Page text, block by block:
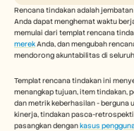
Rencana tindakan adalah
Anda dapat menghemat waktu
memulai dari templat rencana
merek Anda, dan mengubah
mendorong akuntabilitas di
Templat rencana tindakan ini
menangkap tujuan, item tindakan,
dan metrik keberhasilan - berguna
kinerja, tindakan pasca-
pasangkan dengan kasus
Customer Stories
Sales Enablement
Pre-sales
Product Marketing
Customer Success
Training